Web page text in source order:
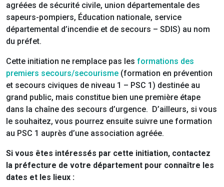
agréées de sécurité civile, union départementale des
sapeurs-pompiers, Éducation nationale, service
départemental d’incendie et de secours – SDIS) au nom
du préfet.
Cette initiation ne remplace pas les formations des
premiers secours/secourisme (formation en prévention
et secours civiques de niveau 1 – PSC 1) destinée au
grand public, mais constitue bien une première étape
dans la chaîne des secours d’urgence. D’ailleurs, si vous
le souhaitez, vous pourrez ensuite suivre une formation
au PSC 1 auprès d’une association agréée.
Si vous êtes intéressés par cette initiation, contactez
la préfecture de votre département pour connaître les
dates et les lieux :